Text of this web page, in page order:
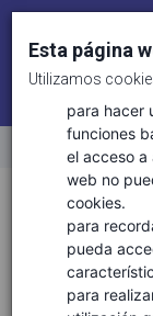
Sectores
Esta página
Utilizamos
para hacer
funciones
el acceso a
web no
cookies.
para
pueda
para